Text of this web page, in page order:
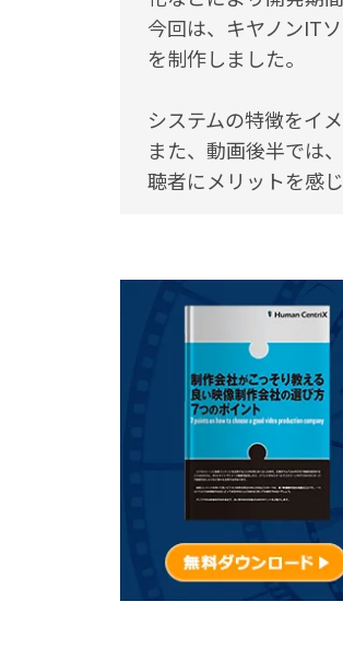
今回は、キヤノンIT
を制作しました。
システムの特徴をイ
また、動画後半では
聴者にメリットを感